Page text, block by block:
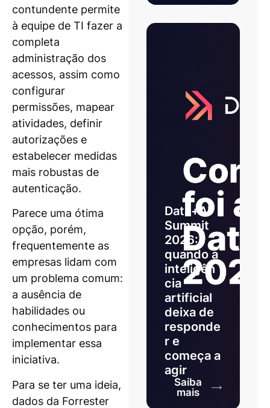
contundente permite
à equipe de TI fazer a
completa
administração dos
acessos, assim como
configurar
permissões, mapear
atividades, definir
autorizações e
estabelecer medidas
mais robustas de
autenticação.
Parece uma ótima
opção, porém,
frequentemente as
empresas lidam com
um problema comum:
a ausência de
habilidades ou
conhecimentos para
implementar essa
iniciativa.
Para se ter uma ideia,
dados da Forrester
Data+AI
Summit
2026:
quando a
inteligên
cia
artificial
deixa de
responde
r e
começa a
agir
Saiba
mais